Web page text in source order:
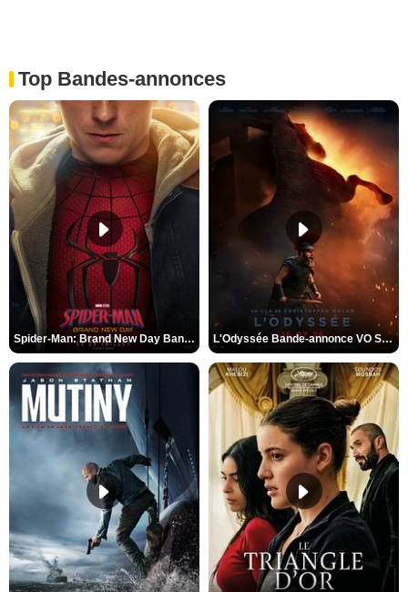
Top Bandes-annonces
Spider-Man: Brand New Day Bande-annonce VO STFR L'Odyssée Bande-annonce VO STFR